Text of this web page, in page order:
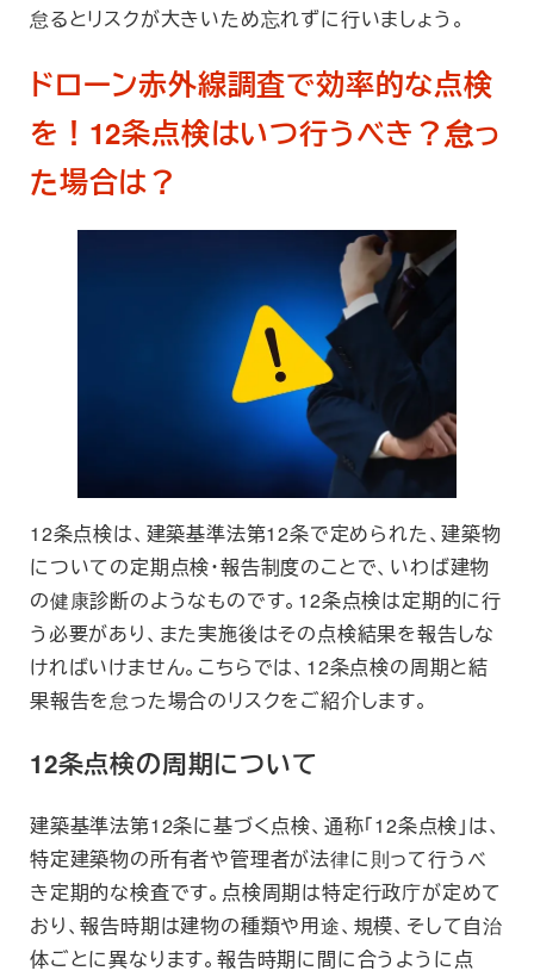
怠るとリスクが大きいため忘れずに行いましょう。
ドローン赤外線調査で効率的な点検
を！12条点検はいつ行うべき？怠っ
た場合は？
12条点検は、建築基準法第12条で定められた、建築物
についての定期点検・報告制度のことで、いわば建物
の健康診断のようなものです。12条点検は定期的に行
う必要があり、また実施後はその点検結果を報告しな
ければいけません。こちらでは、12条点検の周期と結
果報告を怠った場合のリスクをご紹介します。
12条点検の周期について
建築基準法第12条に基づく点検、通称「12条点検」は、
特定建築物の所有者や管理者が法律に則って行うべ
き定期的な検査です。点検周期は特定行政庁が定めて
おり、報告時期は建物の種類や用途、規模、そして自治
体ごとに異なります。報告時期に間に合うように点